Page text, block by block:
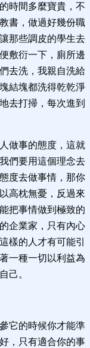
時間多麼寶貴，不
書，做過好幾份職
那些調皮的學生去
敷衍一下，廁所邊
去洗，我親自洗給
結塊都洗得乾乾淨
去打掃，每次進到
做事的態度，這就
們要用這個理念去
度去做事情，那你
高枕無憂，反過來
把事情做到極致的
企業家，只有內心
樣的人才有可能引
一種一切以利益為
己。
它的時候你才能準
，只有適合你的事